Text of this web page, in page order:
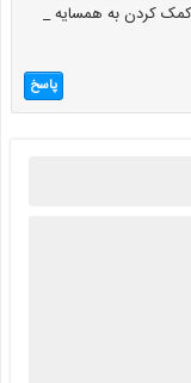
کردن به همسایه _
پاسخ